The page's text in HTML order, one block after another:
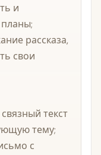
и
рассказа,
свои
текст
тему;
с